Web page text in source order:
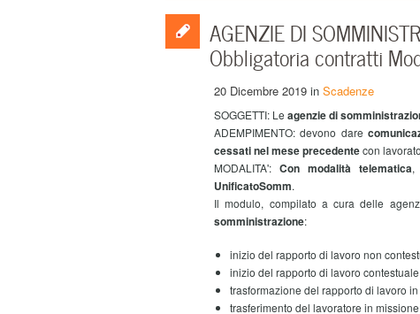
AGENZIE DI
Obbligatoria contratti
20 Dicembre 2019 in Scadenze
SOGGETTI: Le agenzie di
ADEMPIMENTO: devono dare
cessati nel mese precedentecon
MODALITA': Con modalità telematica,
UnificatoSomm.
Il modulo, compilato a cura delle
somministrazione:
inizio del rapporto di lavoro non
inizio del rapporto di lavoro
trasformazione del rapporto di lavoro
trasferimento del lavoratore in